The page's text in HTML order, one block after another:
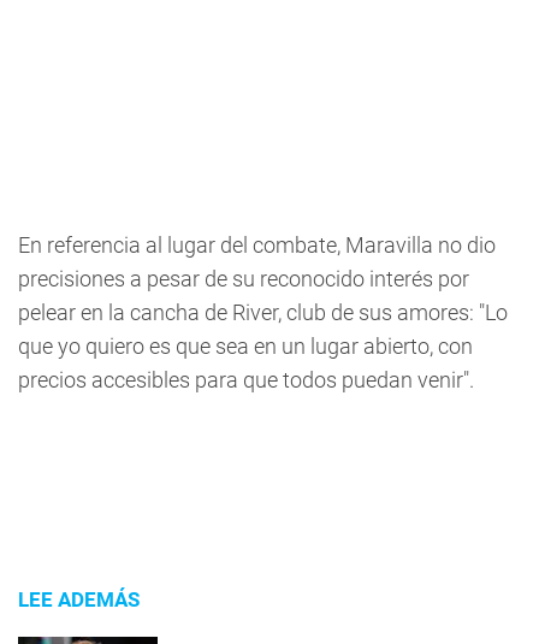
En referencia al lugar del combate, Maravilla no dio
precisiones a pesar de su reconocido interés por
pelear en la cancha de River, club de sus amores: "Lo
que yo quiero es que sea en un lugar abierto, con
precios accesibles para que todos puedan venir".
LEE ADEMÁS